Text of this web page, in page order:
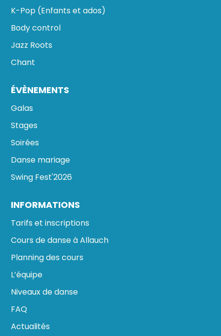
K-Pop (Enfants et ados)
Body control
Jazz Roots
Chant
ÉVÈNEMENTS
Galas
Stages
Soirées
Danse mariage
Swing Fest'2026
INFORMATIONS
Tarifs et inscriptions
Cours de danse à Allauch
Planning des cours
L’équipe
Niveaux de danse
FAQ
Actualités